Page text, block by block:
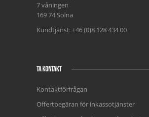
7 våningen
169 74 Solna
Kundtjänst: +46 (0)8 128 434 00
TA KONTAKT
Kontaktförfrågan
Offertbegäran för inkassotjänster